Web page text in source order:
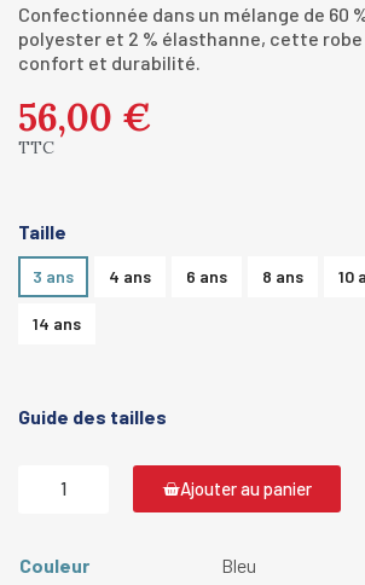
Confectionnée dans un mélange de 60
polyester et 2 % élasthanne, cette
confort et durabilité.
56,00 €
TTC
Taille
3 ans 4 ans 6 ans 8 ans 10
14 ans
Guide des tailles
Ajouter au panier
Couleur
Bleu